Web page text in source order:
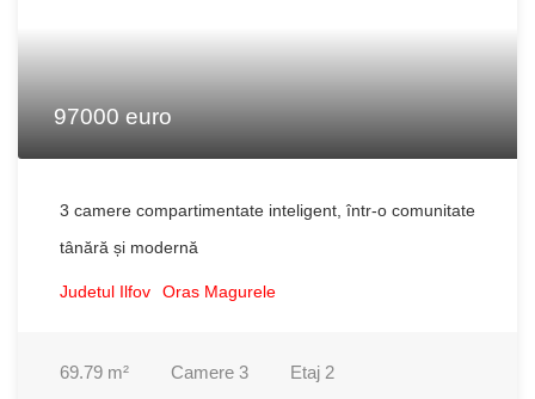
97000 euro
3 camere compartimentate inteligent, într-o comunitate
tânără și modernă
Judetul Ilfov Oras Magurele
69.79 m² Camere 3 Etaj 2